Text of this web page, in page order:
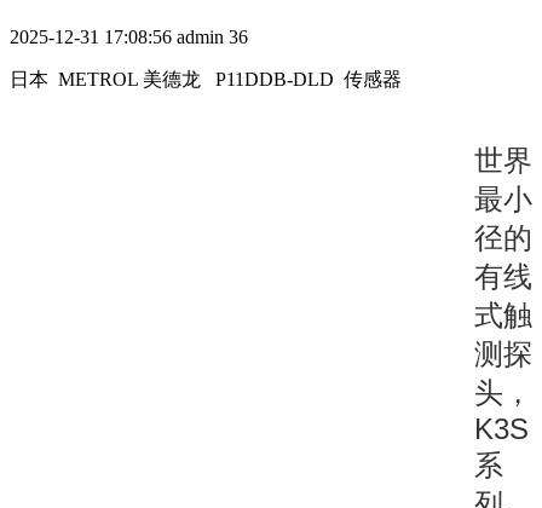
2025-12-31 17:08:56 admin 36
日本 METROL 美德龙 P11DDB-DLD 传感器
世界
最小
径的
有线
式触
测探
头，
K3S
系